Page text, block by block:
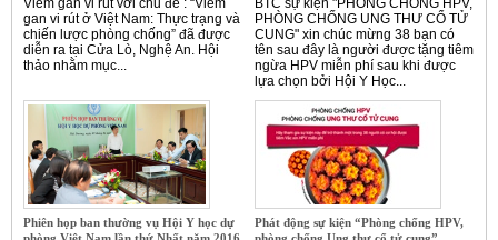
Viêm gan vi rút với chủ đề : “Viêm
gan vi rút ở Việt Nam: Thực trạng và
chiến lược phòng chống” đã được
diễn ra tại Cửa Lò, Nghệ An. Hội
thảo nhằm mục...
BTC sự kiện "PHÒNG CHỐNG HPV,
PHÒNG CHỐNG UNG THƯ CỔ TỬ
CUNG" xin chúc mừng 38 bạn có
tên sau đây là người được tặng tiêm
ngừa HPV miễn phí sau khi được
lựa chọn bởi Hội Y Học...
Phiên họp ban thường vụ Hội Y học dự
Phát động sự kiện “Phòng chống HPV,